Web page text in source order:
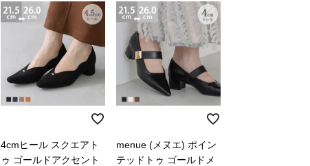
4cmヒール スクエアト
ゥ ゴールドアクセント
menue (メヌエ) ポイン
テッドトゥ ゴールドメ